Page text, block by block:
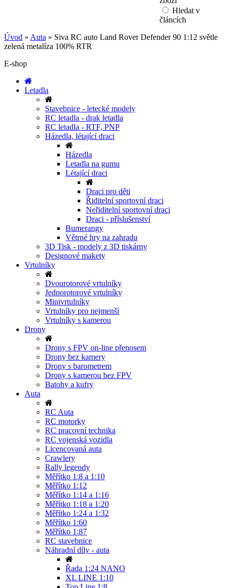
Hledat v
článcích
Úvod » Auta » Siva RC auto Land Rover Defender 90 1:12 světle
zelená metalíza 100% RTR
E-shop
Letadla
Stavebnice - letecké modely
RC letadla - drak letadla
RC letadla - RTF, PNP
Házedla, létající draci
Házedla
Letadla na gumu
Létající draci
Draci pro děti
Řiditelní sportovní draci
Neřiditelní sportovní draci
Draci - příslušenství
Bumerangy
Větrné hry na zahradu
3D Tisk - modely z 3D tiskárny
Designové makety
Vrtulníky
Dvourotorové vrtulníky
Jednorotorové vrtulníky
Minivrtulníky
Vrtulníky pro nejmenší
Vrtulníky s kamerou
Drony
Drony s FPV on-line přenosem
Drony bez kamery
Drony s barometrem
Drony s kamerou bez FPV
Batohy a kufry
Auta
RC Auta
RC motorky
RC pracovní technika
RC vojenská vozidla
Licencovaná auta
Crawlery
Rally legendy
Měřítko 1:8 a 1:10
Měřítko 1:12
Měřítko 1:14 a 1:16
Měřítko 1:18 a 1:20
Měřítko 1:24 a 1:32
Měřítko 1:60
Měřítko 1:87
RC stavebnice
Náhradní díly - auta
Řada 1:24 NANO
XL LINE 1:10